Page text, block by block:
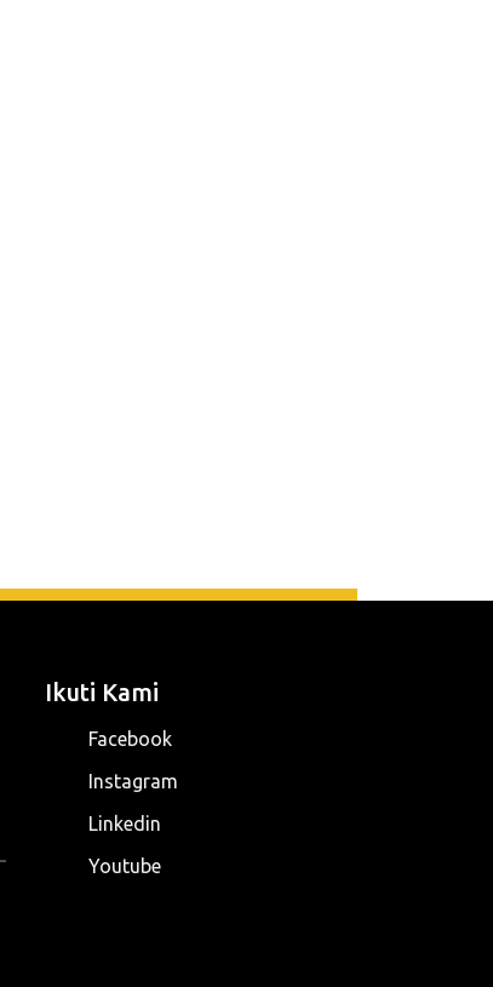
Ikuti Kami
Facebook
Instagram
Linkedin
Youtube